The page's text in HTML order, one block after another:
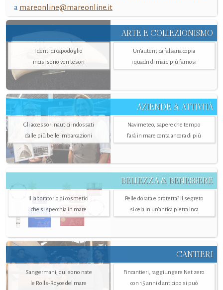
a mareonline@mareonline.it
ARTE E COLLEZIONISMO
I denti di capodoglio
incisi sono veri tesori
Un’autentica falsaria copia
i quadri di mare più famosi
AZIENDE & ATTIVITÀ
Gli accessori nautici indossati
dalle più belle imbarcazioni
Navimeteo, sapere che tempo
farà in mare conta ancora di più
BELLEZZA & BENESSERE
Il laboratorio di cosmetici
che si specchia in mare
Pelle dorata e protetta? Il segreto
si cela in un’antica pietra Inca
CANTIERI
Sangermani, qui sono nate
le Rolls-Royce del mare
Fincantieri, raggiungere Net zero
con 15 anni d'anticipo si può